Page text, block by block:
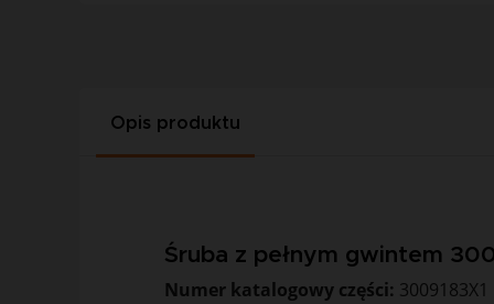
Opis produktu
Śruba z pełnym gwintem
Numer katalogowy części: 3009183X1